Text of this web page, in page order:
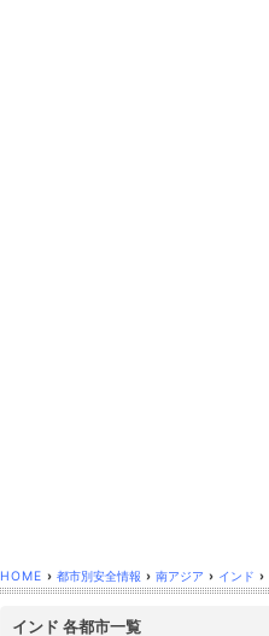
HOME › 都市別安全情報 › 南アジア › インド ›
インド 各都市一覧